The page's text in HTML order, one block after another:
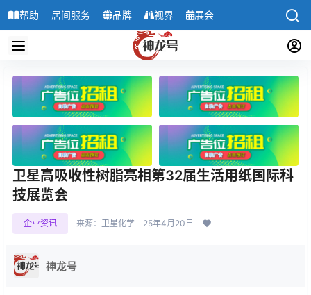
帮助 居间服务 品牌 视界 展会
卫星高吸收性树脂亮相第32届生活用纸国际科
技展览会
企业资讯 来源：卫星化学 25年4月20日
神龙号